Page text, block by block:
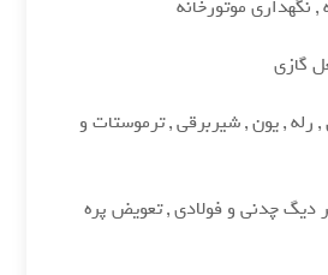
نگهداری موتورخانه
گازی
, یون , شیربرقی , ترموستات و
دیگ چدنی و فولادی , تعویض پره